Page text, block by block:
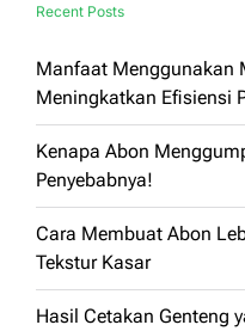
Recent Posts
Manfaat Menggunakan
Meningkatkan Efisiensi
Kenapa Abon
Penyebabnya!
Cara Membuat Abon
Tekstur Kasar
Hasil Cetakan Genteng